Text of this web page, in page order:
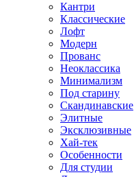
Кантри
Классические
Лофт
Модерн
Прованс
Неоклассика
Минимализм
Под старину
Скандинавские
Элитные
Эксклюзивные
Хай-тек
Особенности
Для студии